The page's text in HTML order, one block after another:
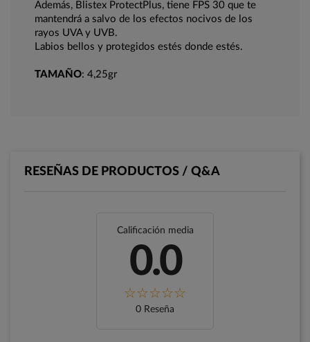
Además, Blistex ProtectPlus, tiene FPS 30 que te
mantendrá a salvo de los efectos nocivos de los
rayos UVA y UVB.
Labios bellos y protegidos estés donde estés.
TAMAÑO: 4,25gr
RESEÑAS DE PRODUCTOS / Q&A
Calificación media
0.0
0 Reseña